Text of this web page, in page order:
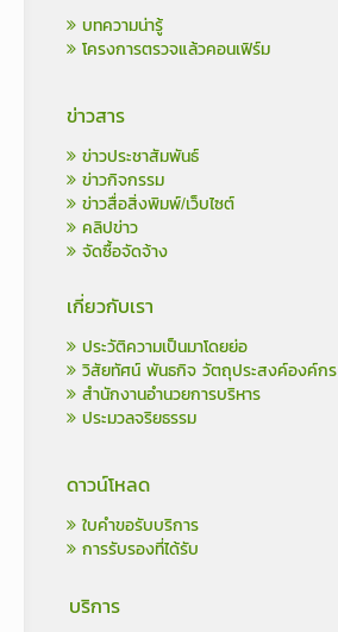
บทความน่ารู้
โครงการตรวจแล้วคอนเฟิร์ม
ข่าวสาร
ข่าวประชาสัมพันธ์
ข่าวกิจกรรม
ข่าวสื่อสิ่งพิมพ์/เว็บไซต์
คลิปข่าว
จัดซื้อจัดจ้าง
เกี่ยวกับเรา
ประวัติความเป็นมาโดยย่อ
วิสัยทัศน์ พันธกิจ วัตถุประสงค์องค์กร
สำนักงานอำนวยการบริหาร
ประมวลจริยธรรม
ดาวน์โหลด
ใบคำขอรับบริการ
การรับรองที่ได้รับ
บริการ